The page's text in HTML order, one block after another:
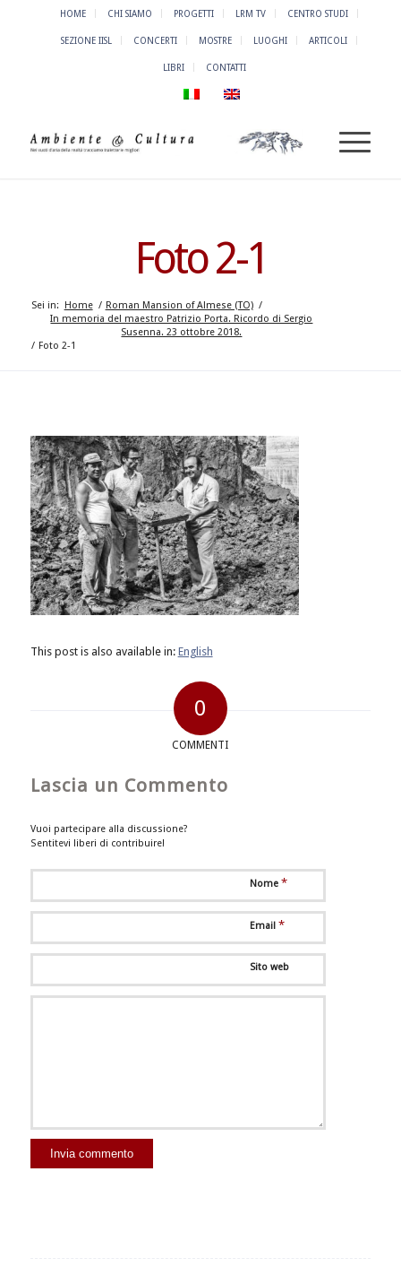
HOME CHI SIAMO PROGETTI LRM TV CENTRO STUDI
SEZIONE IISL CONCERTI MOSTRE LUOGHI ARTICOLI
LIBRI CONTATTI
Foto 2-1
Sei in: Home / Roman Mansion of Almese (TO) /
In memoria del maestro Patrizio Porta. Ricordo di Sergio
Susenna. 23 ottobre 2018.
/ Foto 2-1
This post is also available in: English
0
COMMENTI
Lascia un Commento
Vuoi partecipare alla discussione?
Sentitevi liberi di contribuire!
Nome *
Email *
Sito web